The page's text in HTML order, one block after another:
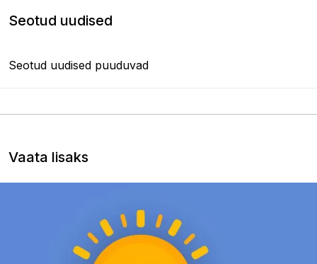
Seotud uudised
Seotud uudised puuduvad
Vaata lisaks